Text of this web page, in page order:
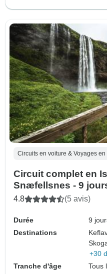
Circuits en voiture & Voyages en
Circuit complet en
Snæfellsnes - 9
4.8 (5 avis)
Durée
9
Destinations
+30
Tranche d'âge
Tous